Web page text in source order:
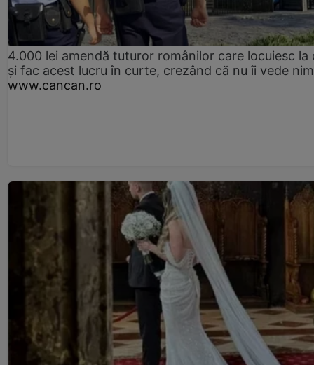
4.000 lei amendă tuturor românilor care locuiesc la
și fac acest lucru în curte, crezând că nu îi vede
www.cancan.ro